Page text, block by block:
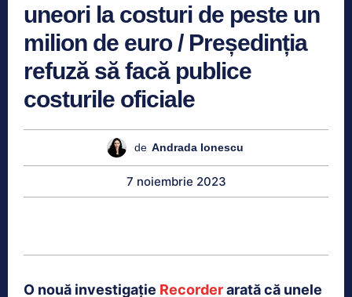
uneori la costuri de peste un
milion de euro / Președinția
refuză să facă publice
costurile oficiale
de Andrada Ionescu
7 noiembrie 2023
O nouă investigație Recorderarată că unele